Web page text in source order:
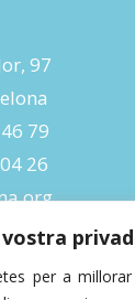
per a
97
79
26